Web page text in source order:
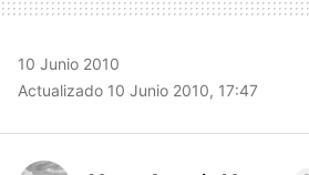
10 Junio 2010
Actualizado 10 Junio 2010, 17:47